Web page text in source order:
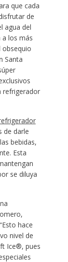
que cada
de
agua del
a los más
obsequio
Santa
refrigerador
de darle
bebidas,
Esta
se diluya
hace
nivel de
Ice®, pues